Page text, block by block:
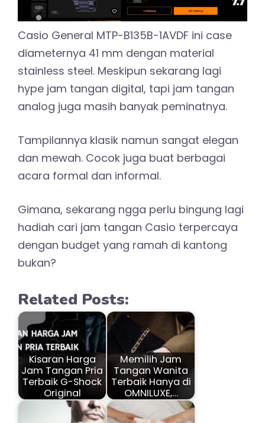
Casio General MTP-B135B-1AVDF ini case
diameternya 41 mm dengan material
stainless steel. Meskipun sekarang lagi
hype jam tangan digital, tapi jam tangan
analog juga masih banyak peminatnya.
Tampilannya klasik namun sangat elegan
dan mewah. Cocok juga buat berbagai
acara formal dan informal.
Gimana, sekarang ngga perlu bingung lagi
hadiah cari jam tangan Casio terpercaya
dengan budget yang ramah di kantong
bukan?
Related Posts:
Kisaran Harga
Jam Tangan Pria
Terbaik G-Shock
Original
Memilih Jam
Tangan Wanita
Terbaik Hanya di
OMNILUXE,…